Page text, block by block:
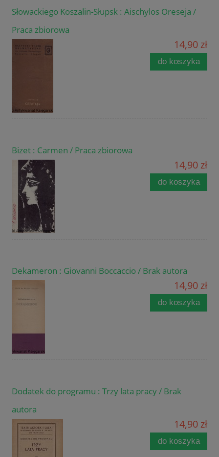
Słowackiego Koszalin-Słupsk : Aischylos Oreseja /
Praca zbiorowa
14,90 zł
do koszyka
Bizet : Carmen / Praca zbiorowa
14,90 zł
do koszyka
Dekameron : Giovanni Boccaccio / Brak autora
14,90 zł
do koszyka
Dodatek do programu : Trzy lata pracy / Brak
autora
14,90 zł
do koszyka